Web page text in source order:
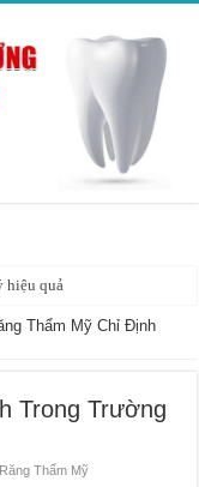
hiệu quả
Thẩm Mỹ Chỉ Định
Trong Trường
Thẩm Mỹ